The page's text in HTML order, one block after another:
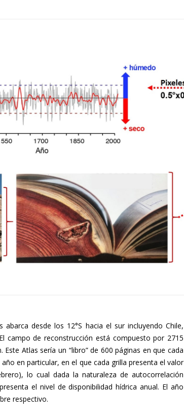
Resiliencia
–
CR2
desde los 12°S hacia el sur incluyendo Chile,
campo de reconstrucción está compuesto por 2715
Atlas sería un “libro” de 600 páginas en que cada
en particular, en el que cada grilla presenta el valor
lo cual dada la naturaleza de autocorrelación
el nivel de disponibilidad hídrica anual. El año
respectivo.